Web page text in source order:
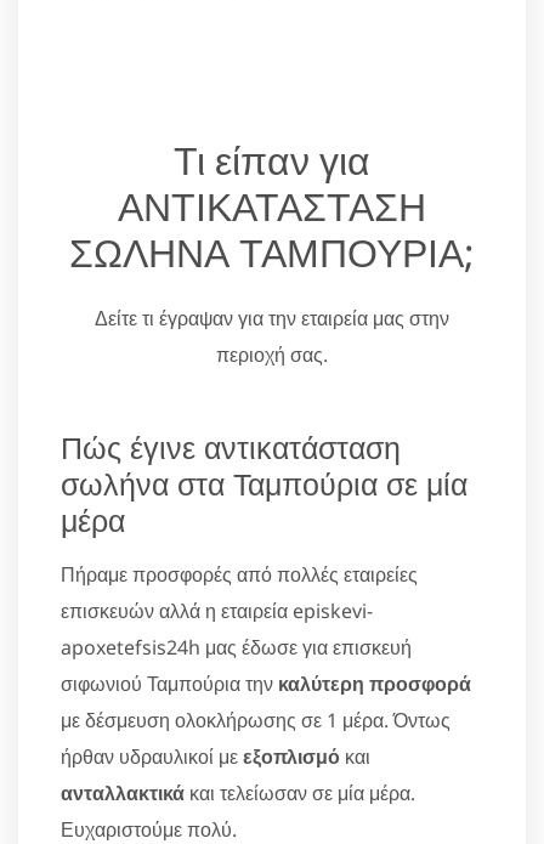
Τι είπαν για
ΑΝΤΙΚΑΤΑΣΤΑΣΗ
ΣΩΛΗΝΑ ΤΑΜΠΟΥΡΙΑ;
Δείτε τι έγραψαν για την εταιρεία μας στην
περιοχή σας.
Πώς έγινε αντικατάσταση
σωλήνα στα Ταμπούρια σε μία
μέρα
Πήραμε προσφορές από πολλές εταιρείες
επισκευών αλλά η εταιρεία episkevi-
apoxetefsis24h μας έδωσε για επισκευή
σιφωνιού Ταμπούρια την καλύτερη προσφορά
με δέσμευση ολοκλήρωσης σε 1 μέρα. Όντως
ήρθαν υδραυλικοί μεεξοπλισμό και
ανταλλακτικά και τελείωσαν σε μία μέρα.
Ευχαριστούμε πολύ.